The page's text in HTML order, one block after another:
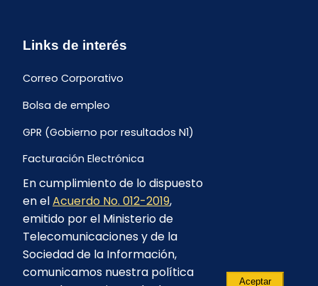
Links de interés
Correo Corporativo
Bolsa de empleo
GPR (Gobierno por resultados N1)
Facturación Electrónica
Archivo Histórico de Facturación
Portal Ambiental y Social
Proyecto Geotérmico Chachimbiro
Contratación consultoría mediante “Lista Corta”
En cumplimiento de lo dispuesto
en elAcuerdo No. 012-2019,
emitido por el Ministerio de
Telecomunicaciones y de la
Sociedad de la Información,
comunicamos nuestra política
Aceptar